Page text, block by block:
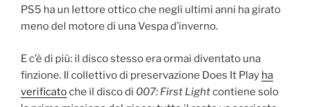
PS5 ha un lettore ottico che negli ultimi anni ha girato
meno del motore di una Vespa d’inverno.
E c’è di più: il disco stesso era ormai diventato una
finzione. Il collettivo di preservazione Does It Play ha
verificatoche il disco di 007: First Lightcontiene solo